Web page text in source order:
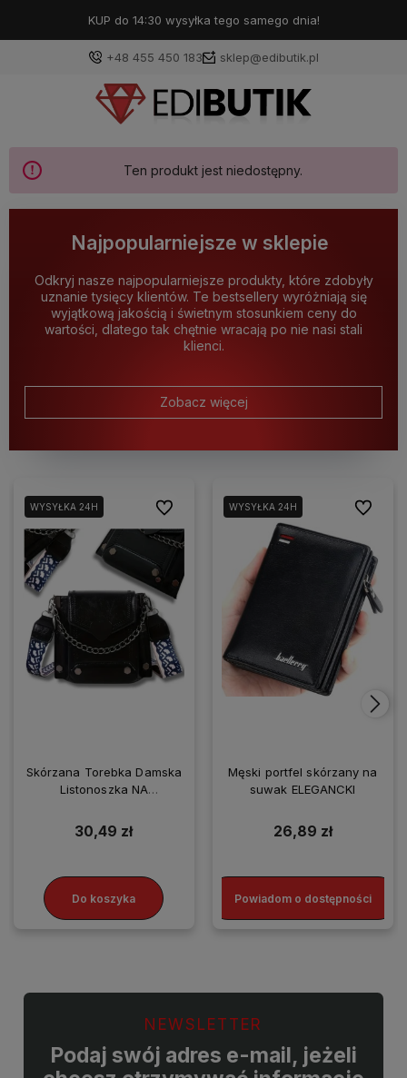
KUP do 14:30 wysyłka tego samego dnia!
+48 455 450 183 sklep@edibutik.pl
Ten produkt jest niedostępny.
Najpopularniejsze w sklepie
Odkryj nasze najpopularniejsze produkty, które zdobyły
uznanie tysięcy klientów. Te bestsellery wyróżniają się
wyjątkową jakością i świetnym stosunkiem ceny do
wartości, dlatego tak chętnie wracają po nie nasi stali
klienci.
Zobacz więcej
WYSYŁKA 24H
Skórzana Torebka Damska
Listonoszka NA
30,49 zł
Do koszyka
Do ulubionychWYSYŁKA 24H
Męski portfel skórzany na
suwak ELEGANCKI
26,89 zł
Powiadom o dostępności
Do
NEWSLETTER
Podaj swój adres e-mail, jeżeli